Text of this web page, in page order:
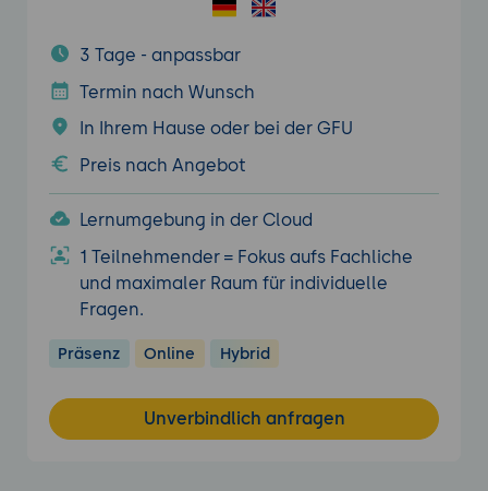
3 Tage - anpassbar
Termin nach Wunsch
In Ihrem Hause oder bei der GFU
Preis nach Angebot
Lernumgebung in der Cloud
1 Teilnehmender = Fokus aufs Fachliche
und maximaler Raum für individuelle
Fragen.
Präsenz Online Hybrid
Unverbindlich anfragen